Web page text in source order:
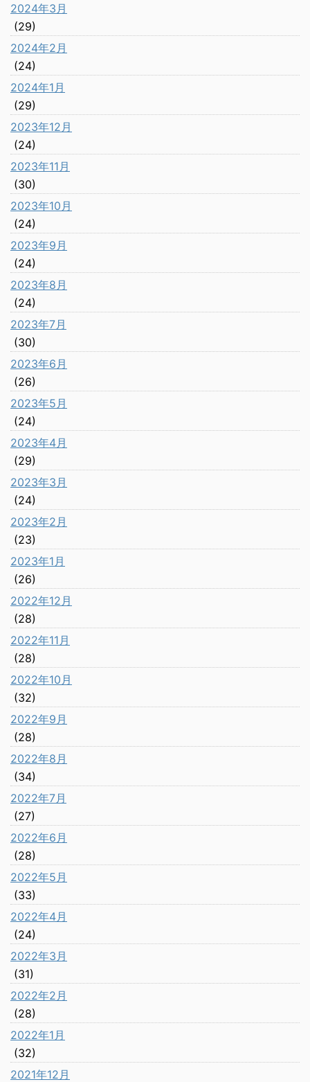
2024年3月
(29)
2024年2月
(24)
2024年1月
(29)
2023年12月
(24)
2023年11月
(30)
2023年10月
(24)
2023年9月
(24)
2023年8月
(24)
2023年7月
(30)
2023年6月
(26)
2023年5月
(24)
2023年4月
(29)
2023年3月
(24)
2023年2月
(23)
2023年1月
(26)
2022年12月
(28)
2022年11月
(28)
2022年10月
(32)
2022年9月
(28)
2022年8月
(34)
2022年7月
(27)
2022年6月
(28)
2022年5月
(33)
2022年4月
(24)
2022年3月
(31)
2022年2月
(28)
2022年1月
(32)
2021年12月